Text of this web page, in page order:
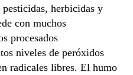
herbicidas y
con muchos
procesados
niveles de peróxidos
radicales libres. El humo